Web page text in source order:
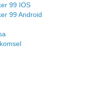
99 IOS
99 Android